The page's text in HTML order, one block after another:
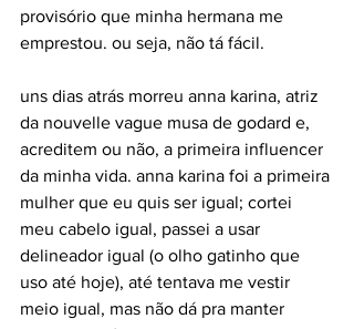
provisório que minha hermana me
emprestou. ou seja, não tá fácil.
uns dias atrás morreu anna karina, atriz
da nouvelle vague musa de godard e,
acreditem ou não, a primeira influencer
da minha vida. anna karina foi a primeira
mulher que eu quis ser igual; cortei
meu cabelo igual, passei a usar
delineador igual (o olho gatinho que
uso até hoje), até tentava me vestir
meio igual, mas não dá pra manter